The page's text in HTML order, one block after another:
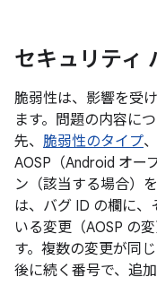
セキュリティ
脆弱性は、影響を受
ます。問題の内容に
先、 脆弱性のタイプ、
AOSP（Android オー
ン（該当する場合）
は、バグ ID の欄に
いる変更（AOSP の
す。複数の変更が同
後に続く番号で、追